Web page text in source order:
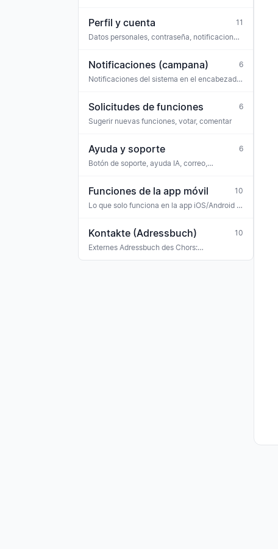
Perfil y cuenta
11
Datos personales, contraseña, notificaciones,
Notificaciones (campana)
6
Notificaciones del sistema en el encabezado
Solicitudes de funciones
6
Sugerir nuevas funciones, votar, comentar
Ayuda y soporte
6
Botón de soporte, ayuda IA, correo,
Funciones de la app móvil
10
Lo que solo funciona en la app iOS/Android (o
Kontakte (Adressbuch)
10
Externes Adressbuch des Chors: